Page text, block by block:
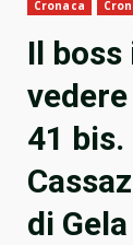
Cronaca
Il
41
di Gela